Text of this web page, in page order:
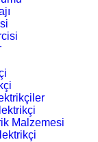
Malzemesi